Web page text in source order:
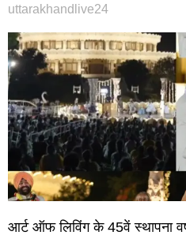
uttarakhandlive24
आर्ट ऑफ लिविंग के 45वें स्थापना